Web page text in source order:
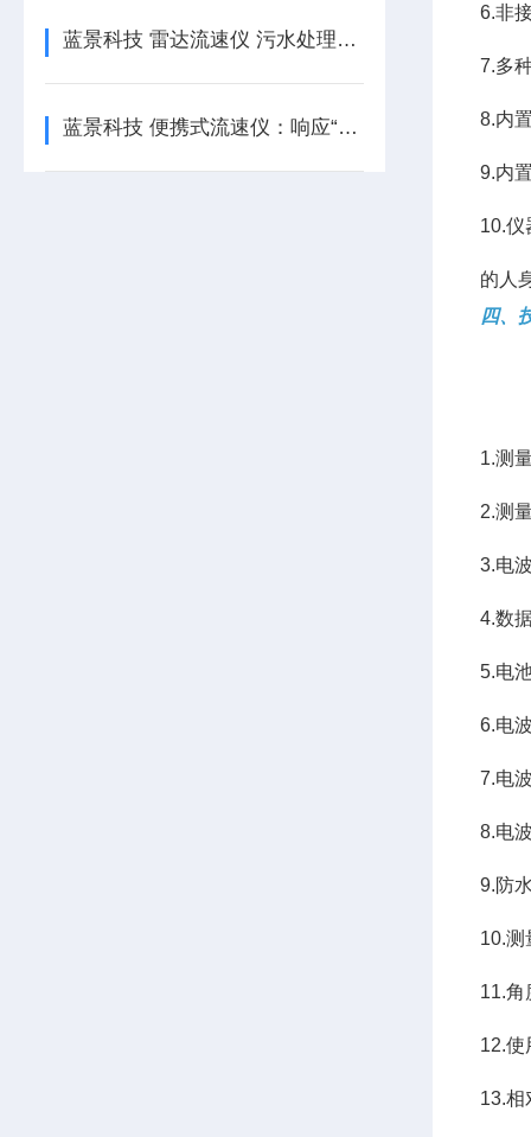
蓝景科技 雷达流速仪 污水处理厂智慧运维理想选择
蓝景科技 便携式流速仪：响应“智慧水利”建设，基层监测的智能利器
6.非
7.多
8.内
9.内
10.仪
的人
四、
1.测
2.测
3.电
4.数
5.电
6.电
7.电
8.电
9.防
10.测
11.角
12.
13.相